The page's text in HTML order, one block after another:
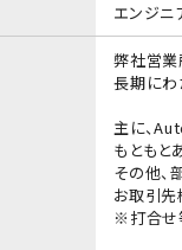
エンジニ
弊社営業
長期にわ
主に、
もともと
その他、
お取引先
※打合せ